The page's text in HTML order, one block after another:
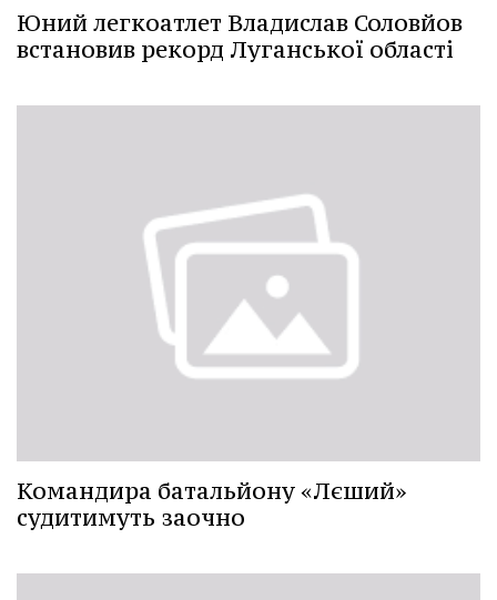
Юний легкоатлет Владислав Соловйов
встановив рекорд Луганської області
Командира батальйону «Лєший»
судитимуть заочно